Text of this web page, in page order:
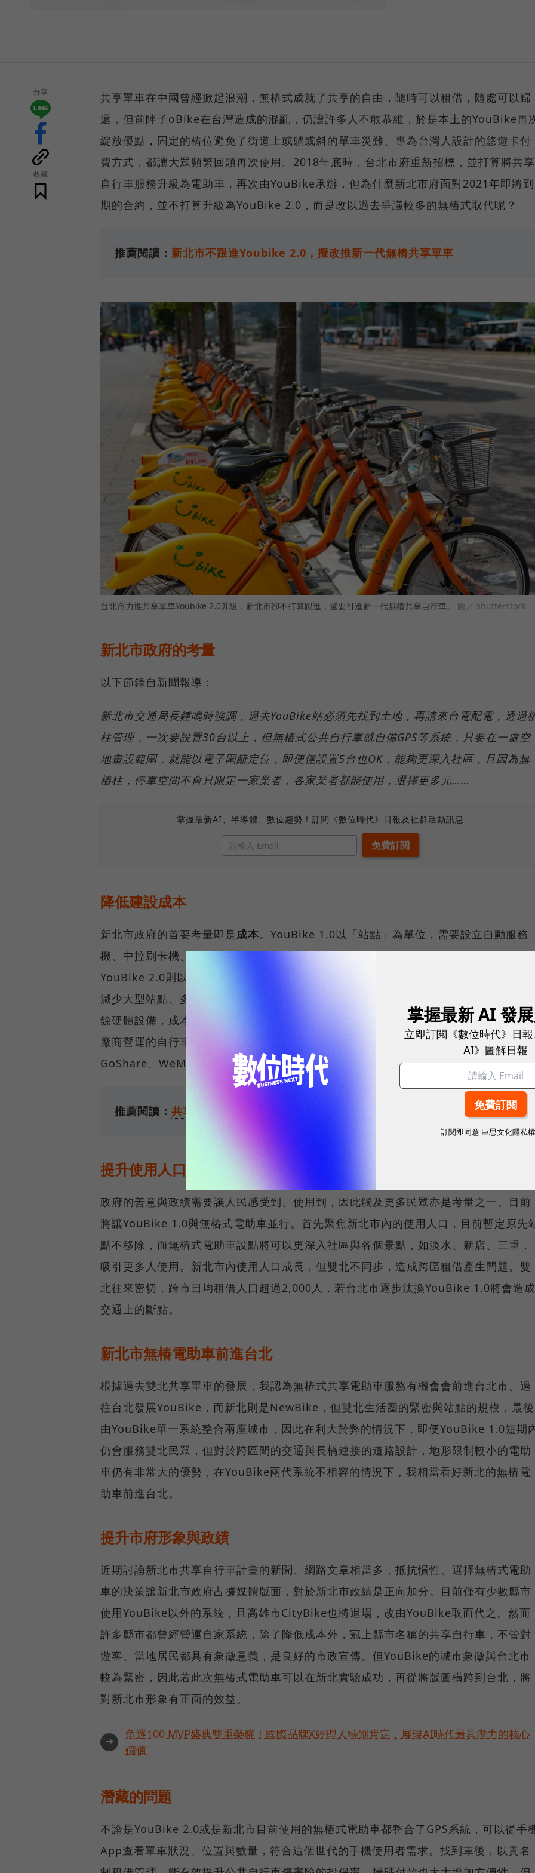
分享
收藏
共享單車在中國曾經掀起浪潮，無樁式成就了共享的自由，隨時可以租借，隨處可以歸
還，但前陣子oBike在台灣造成的混亂，仍讓許多人不敢恭維，於是本土的YouBike再
綻放優點，固定的樁位避免了街道上或躺或斜的單車災難、專為台灣人設計的悠遊卡付
費方式，都讓大眾頻繁回頭再次使用。2018年底時，台北市府重新招標，並打算將共享
自行車服務升級為電助車，再次由YouBike承辦，但為什麼新北市府面對2021年即將到
期的合約，並不打算升級為YouBike 2.0，而是改以過去爭議較多的無樁式取代呢？
推薦閱讀： 新北市不跟進Youbike 2.0，擬改推新一代無樁共享單車
台北市力推共享單車Youbike 2.0升級，新北市卻不打算跟進，還要引進新一代無樁共享自行車。 圖／ shutterstock
新北市政府的考量
以下節錄自新聞報導：
新北市交通局長鍾鳴時強調，過去YouBike站必須先找到土地，再請來台電配電，透過
柱管理，一次要設置30台以上，但無樁式公共自行車就自備GPS等系統，只要在一處空
地畫設範圍，就能以電子圍籬定位，即便僅設置5台也OK，能夠更深入社區，且因為無
樁柱，停車空間不會只限定一家業者，各家業者都能使用，選擇更多元……
掌握最新AI、半導體、數位趨勢！訂閱《數位時代》日報及社群活動訊息
降低建設成本
新北市政府的首要考量即是成本。YouBike 1.0以「站點」為單位，需要設立自動服務
機、中控刷卡機、電路配線，站位規畫門檻較高，成本也較高，一台車約需要5萬；
YouBike 2.0則以「樁」為單位，一樁一車，透過樁上的太陽能板充電、刷卡付費等等
減少大型站點、多餘機台的費用，成本減少約3萬；無樁式電助車以車為單位，不需要
餘硬體設備，成本最低。此外，因為僅需要設置停車格與電子圍籬，圍籬內可以有不同
廠商營運的自行車，市府期待如目前的共享機車一樣的發展軌跡，有多家廠商，如：
GoShare、WeMo、iRent，促成良性競爭，讓消費者可以有更多選擇。
推薦閱讀： 共享機車WeMo完成破億元A輪融資，擴大車聯網中心徵才計畫
提升使用人口
政府的善意與政績需要讓人民感受到、使用到，因此觸及更多民眾亦是考量之一。目前
將讓YouBike 1.0與無樁式電助車並行。首先聚焦新北市內的使用人口，目前暫定原先
點不移除，而無樁式電助車設點將可以更深入社區與各個景點，如淡水、新店、三重，
吸引更多人使用。新北市內使用人口成長，但雙北不同步，造成跨區租借產生問題。雙
北往來密切，跨市日均租借人口超過2,000人，若台北市逐步汰換YouBike 1.0將會造成
交通上的斷點。
新北市無樁電助車前進台北
根據過去雙北共享單車的發展，我認為無樁式共享電助車服務有機會會前進台北市。過
往台北發展YouBike，而新北則是NewBike，但雙北生活圈的緊密與站點的規模，最後
由YouBike單一系統整合兩座城市，因此在利大於弊的情況下，即便YouBike 1.0短期
仍會服務雙北民眾，但對於跨區間的交通與長橋連接的道路設計，地形限制較小的電助
車仍有非常大的優勢，在YouBike兩代系統不相容的情況下，我相當看好新北的無樁電
助車前進台北。
提升市府形象與政績
近期討論新北市共享自行車計畫的新聞、網路文章相當多，抵抗慣性、選擇無樁式電助
車的決策讓新北市政府占據媒體版面，對於新北市政績是正向加分。目前僅有少數縣市
使用YouBike以外的系統，且高雄市CityBike也將退場，改由YouBike取而代之。然而
許多縣市都曾經營運自家系統，除了降低成本外，冠上縣市名稱的共享自行車，不管對
遊客、當地居民都具有象徵意義，是良好的市政宣傳。但YouBike的城市象徵與台北市
較為緊密，因此若此次無樁式電助車可以在新北實驗成功，再從將版圖橫跨到台北，將
對新北市形象有正面的效益。
➜
角逐100 MVP盛典雙重榮耀！國際品牌X經理人特別肯定，展現AI時代最具潛力的核心
價值
潛藏的問題
不論是YouBike 2.0或是新北市目前使用的無樁式電助車都整合了GPS系統，可以從手
App查看單車狀況、位置與數量，符合這個世代的手機使用者需求。找到車後，以實名
掌握最新 AI 發
立即訂閱《數位時代》日
AI》圖解日報
訂閱即同意 巨思文化隱私